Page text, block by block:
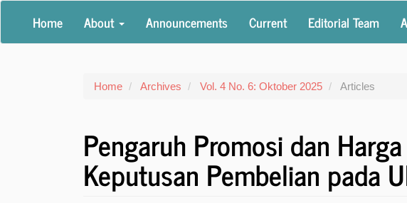
Navigation
Home About Announcements Current Editorial Team
Home Archives Vol. 4 No. 6: Oktober 2025 Articles
Pengaruh Promosi dan
Keputusan Pembelian pada